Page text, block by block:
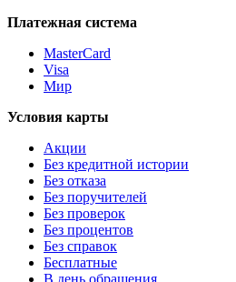
Платежная система
MasterCard
Visa
Мир
Условия карты
Акции
Без кредитной истории
Без отказа
Без поручителей
Без проверок
Без процентов
Без справок
Бесплатные
В день обращения